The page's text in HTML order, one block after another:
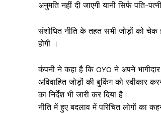
अनुमति नहीं दी जाएगी यानी सिर्फ पति-
संशोधित नीति के तहत सभी जोड़ों को
होगी ।
कंपनी ने कहा है कि OYO ने अपने
अविवाहित जोड़ों की बुकिंग को स्वीकार
का निर्देश भी जारी कर दिया है।
नीति में हुए बदलाव में परिचित लोगों का